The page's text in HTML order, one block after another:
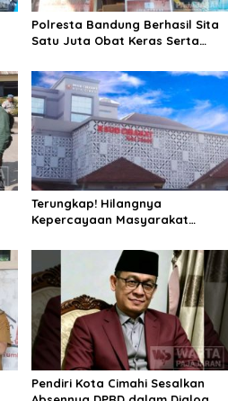
Polresta Bandung Berhasil Sita
Satu Juta Obat Keras Serta
Terungkap! Hilangnya
Kepercayaan Masyarakat
Rebranding RSUD Cibabat
Pendiri Kota Cimahi Sesalkan